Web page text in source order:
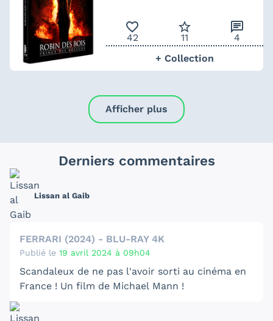
favorite_outline
42
star_border
11
chat
4
+ Collection
Afficher plus
Derniers commentaires
Lissan al Gaib
FERRARI (2024) - BLU-RAY 4K
Publié le 19 avril 2024 à 09h04
Scandaleux de ne pas l'avoir sorti au cinéma en
France ! Un film de Michael Mann !